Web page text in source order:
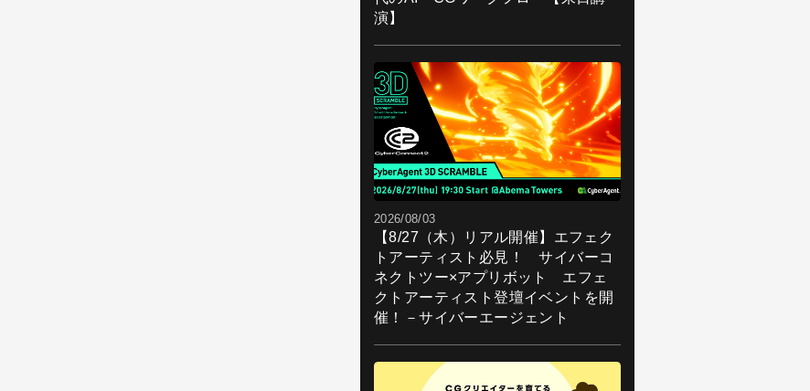
演】
2026/08/03
【8/27（木）リアル開催】エフェク
トアーティスト必見！ サイバーコ
ネクトツー×アプリボット エフェ
クトアーティスト登壇イベントを開
催！－サイバーエージェント